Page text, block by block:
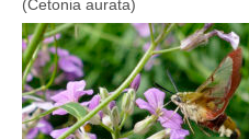
(Cetonia aurata)